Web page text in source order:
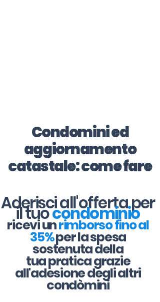
Condomini ed
aggiornamento
catastale: come fare
Aderisci all'offerta per
il tuocondominio
ricevi unrimborso fino al
35%per la spesa
sostenuta della
tua pratica grazie
all'adesione degli altri
condòmini